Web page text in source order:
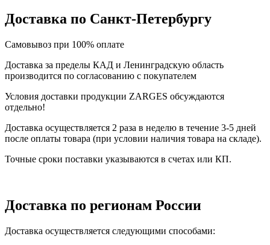
Доставка по Санкт-Петербургу
Самовывоз при 100% оплате
Доставка за пределы КАД и Ленинградскую область
производится по согласованию с покупателем
Условия доставки продукции ZARGES обсуждаются
отдельно!
Доставка осуществляется 2 раза в неделю в течение 3-5 дней
после оплаты товара (при условии наличия товара на складе).
Точные сроки поставки указываются в счетах или КП.
Доставка по регионам России
Доставка осуществляется следующими способами: